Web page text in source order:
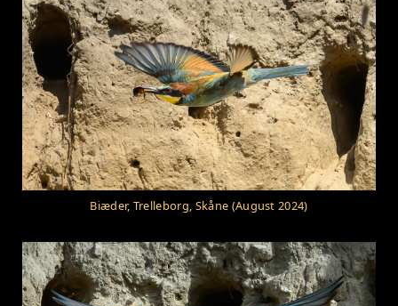
Biæder, Trelleborg, Skåne (August 2024)